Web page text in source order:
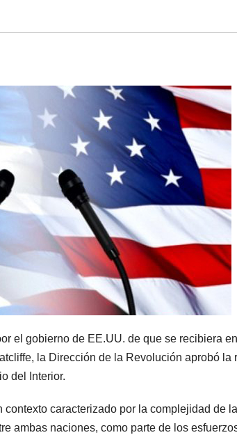
el gobierno de EE.UU. de que se recibiera
la Dirección de la Revolución aprobó la
del Interior.
caracterizado por la complejidad de
ambas naciones, como parte de los